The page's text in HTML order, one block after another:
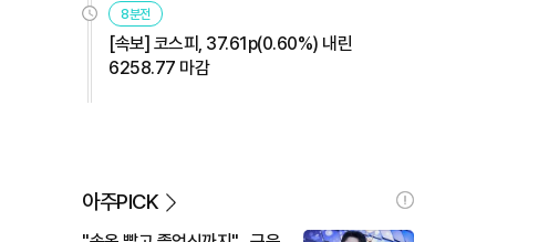
8분전
[속보] 코스피, 37.61p(0.60%) 내린
6258.77 마감
아주PICK